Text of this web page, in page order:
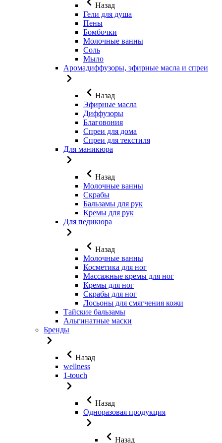
Назад
Гели для душа
Пены
Бомбочки
Молочные ванны
Соль
Мыло
Аромадиффузоры, эфирные масла и спреи
Назад
Эфирные масла
Диффузоры
Благовония
Спреи для дома
Спреи для текстиля
Для маникюра
Назад
Молочные ванны
Скрабы
Бальзамы для рук
Кремы для рук
Для педикюра
Назад
Молочные ванны
Косметика для ног
Массажные кремы для ног
Кремы для ног
Скрабы для ног
Лосьоны для смягчения кожи
Тайские бальзамы
Альгинатные маски
Бренды
Назад
wellness
1-touch
Назад
Одноразовая продукция
Назад